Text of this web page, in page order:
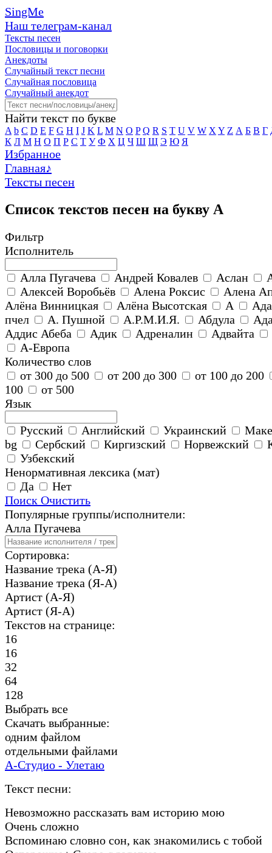
SingMe
Наш телеграм-канал
Тексты песен
Пословицы и поговорки
Анекдоты
Случайный текст песни
Случайная пословица
Случайный анекдот
Найти текст по букве
A b C D E F G H I J K L M N O P Q R S T U V W X Y Z А Б В Г
К Л М Н О П Р С Т У Ф Х Ц Ч Ш Щ Э Ю Я
Избранное
Главная♪
Тексты песен
Список текстов песен на букву А
Фильтр
Исполнитель
Алла Пугачева
Андрей Ковалев Аслан
Алексей Воробьёв
Алена Роксис
Алена
Алёна Винницкая
Алёна Высотская А
пчел
А. Пушной А.Р.М.И.Я. Абдула
Аддис Абеба
Адик Адреналин
Адвайта
А-Европа
Количество слов
от 300 до 500
от 200 до 300
от 100 до 200
100
от 500
Язык
Русский
Английский Украинский
bg
Сербский Киргизский Норвежский
Узбекский
Ненормативная лексика (мат)
Да
Нет
Поиск Очистить
Популярные группы/исполнители:
Алла Пугачева
Сортировка:
Название трека (А-Я)
Название трека (Я-А)
Артист (А-Я)
Артист (Я-А)
Текстов на странице:
16
16
32
64
128
Выбрать все
Скачать выбранные:
одним файлом
отдельными файлами
А-Студио - Улетаю
Текст песни:
Невозможно рассказать вам историю мою
Очень сложно
Вспоминаю словно сон, как знакомились с тобой